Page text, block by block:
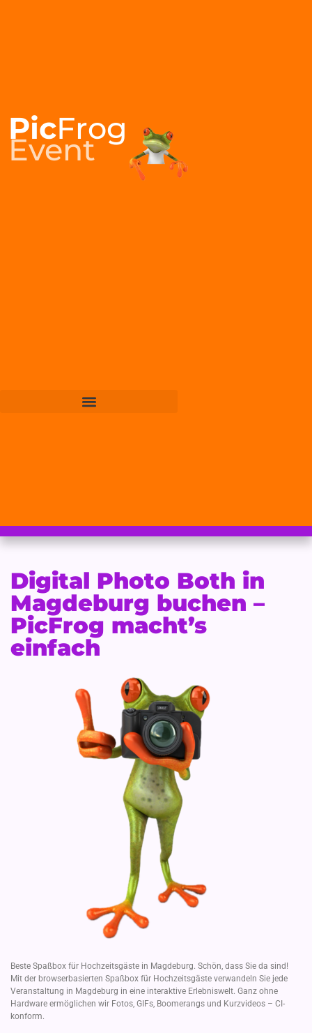
PicFrog
Event
Digital Photo Both in
Magdeburg buchen –
PicFrog macht’s
einfach
Beste Spaßbox für Hochzeitsgäste in Magdeburg. Schön, dass Sie da sind!
Mit der browserbasierten Spaßbox für Hochzeitsgäste verwandeln Sie jede
Veranstaltung in Magdeburg in eine interaktive Erlebniswelt. Ganz ohne
Hardware ermöglichen wir Fotos, GIFs, Boomerangs und Kurzvideos – CI-
konform.